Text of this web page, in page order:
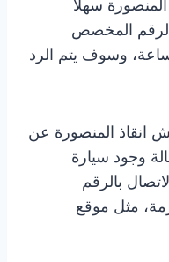
سهلاً
المخصص
وسوف يتم الرد
انقاذ المنصورة عن
وجود سيارة
بالرقم
مثل موقع